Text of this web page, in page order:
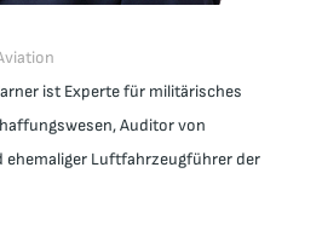
ist Experte für militärisches
Auditor von
Luftfahrzeugführer der